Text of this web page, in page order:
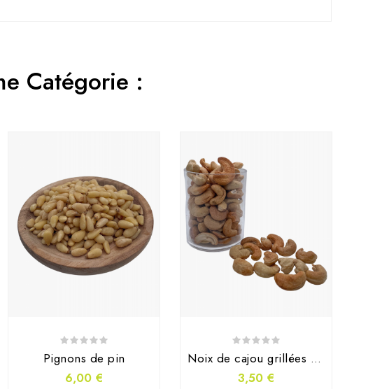
Catégorie :
Pignons de pin
6,00 €
Noix de cajou grillées nature
3,50 €